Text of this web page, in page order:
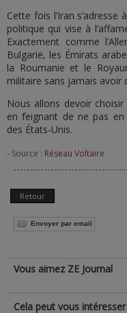
Cette fois l’Iran
politique qui vise à
Exactement comme
Bulgarie, les Émirats
la Roumanie et le
militaire sans jamais avoir
Nous allons devoir
en feignant de ne pas
des États-Unis.
- Source : Réseau Voltaire
Retour
Envoyer par email
Vous aimez ZE Journal
Cela peut vous intéresser